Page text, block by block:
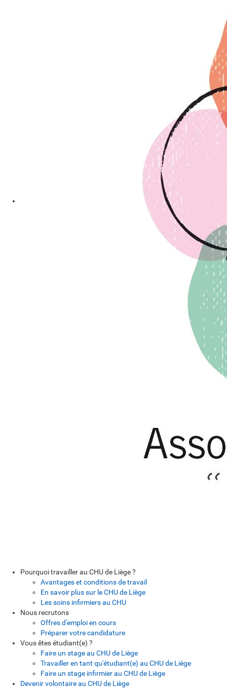
Pourquoi travailler au CHU de Liège ?
Avantages et conditions de travail
En savoir plus sur le CHU de Liège
Les soins infirmiers au CHU
Nous recrutons
Offres d'emploi en cours
Préparer votre candidature
Vous êtes étudiant(e) ?
Faire un stage au CHU de Liège
Travailler en tant qu'étudiant(e) au CHU de Liège
Faire un stage infirmier au CHU de Liège
Devenir volontaire au CHU de Liège